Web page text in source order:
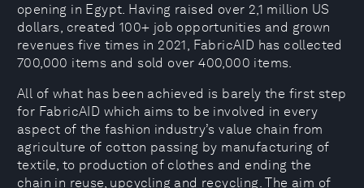
opening in Egypt. Having raised over 2,1 million US
dollars, created 100+ job opportunities and grown
revenues five times in 2021, FabricAID has collected
700,000 items and sold over 400,000 items.
All of what has been achieved is barely the first step
for FabricAID which aims to be involved in every
aspect of the fashion industry’s value chain from
agriculture of cotton passing by manufacturing of
textile, to production of clothes and ending the
chain in reuse, upcycling and recycling. The aim of